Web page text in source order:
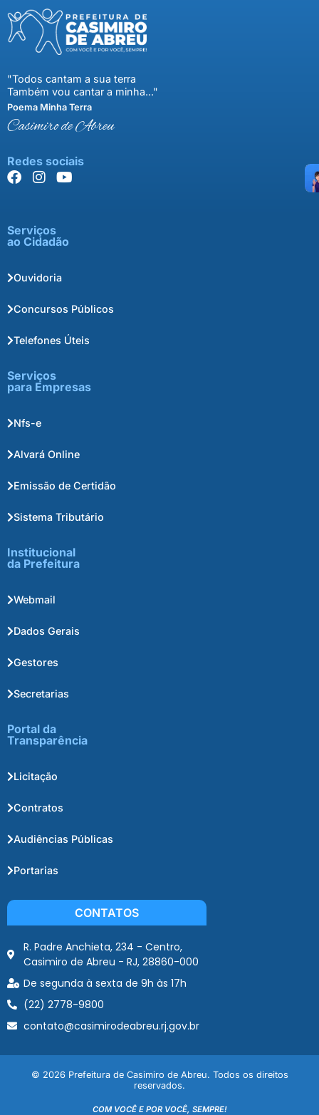
"Todos cantam a sua terra
Também vou cantar a minha..."
Poema Minha Terra
Casimiro de Abreu
Redes sociais
Serviços
ao Cidadão
Ouvidoria
Concursos Públicos
Telefones Úteis
Serviços
para Empresas
Nfs-e
Alvará Online
Emissão de Certidão
Sistema Tributário
Institucional
da Prefeitura
Webmail
Dados Gerais
Gestores
Secretarias
Portal da
Transparência
Licitação
Contratos
Audiências Públicas
Portarias
CONTATOS
R. Padre Anchieta, 234 - Centro,
Casimiro de Abreu - RJ, 28860-000
De segunda à sexta de 9h às 17h
(22) 2778-9800
contato@casimirodeabreu.rj.gov.br
© 2026 Prefeitura de Casimiro de Abreu. Todos os direitos
reservados.
COM VOCÊ E POR VOCÊ, SEMPRE!